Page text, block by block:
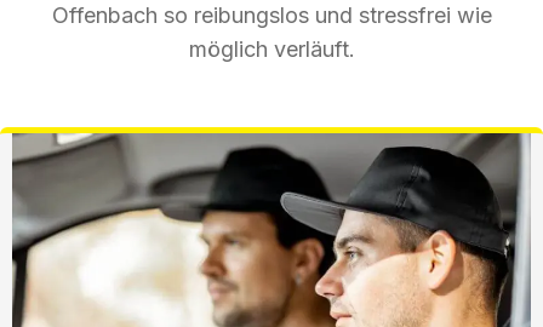
Offenbach so reibungslos und stressfrei wie
möglich verläuft.